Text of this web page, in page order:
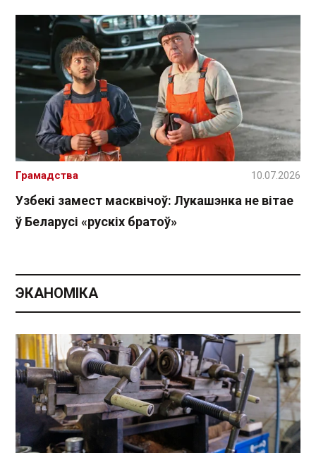
Узбекі замест масквічоў: Лукашэнка не вітае
ў Беларусі «рускіх братоў»
Грамадства 10.07.2026
ЭКАНОМІКА